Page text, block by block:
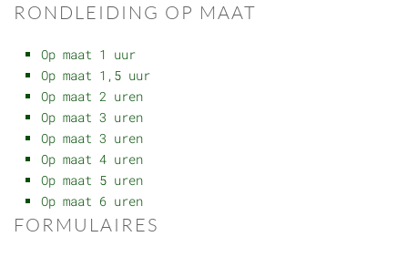
RONDLEIDING OP MAAT
Op maat 1 uur
Op maat 1,5 uur
Op maat 2 uren
Op maat 3 uren
Op maat 3 uren
Op maat 4 uren
Op maat 5 uren
Op maat 6 uren
FORMULAIRES